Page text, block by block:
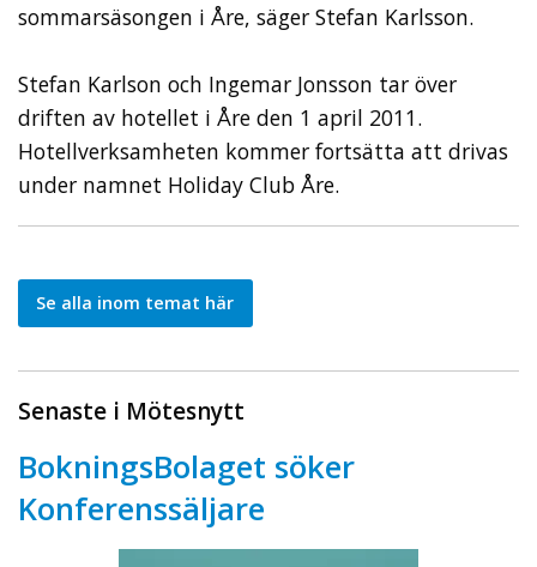
sommarsäsongen i Åre, säger Stefan Karlsson.
Stefan Karlson och Ingemar Jonsson tar över
driften av hotellet i Åre den 1 april 2011.
Hotellverksamheten kommer fortsätta att drivas
under namnet Holiday Club Åre.
Se alla inom temat här
Senaste i Mötesnytt
BokningsBolaget söker
Konferenssäljare